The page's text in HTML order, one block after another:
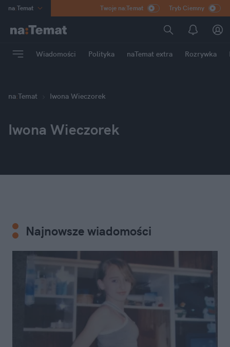
na:Temat
Poland
mama
Rozrywka
Twoje na:Temat Tryb Ciemny
Wiadomości Polityka naTemat extra Rozrywka
na:Temat Iwona Wieczorek
Iwona Wieczorek
Najnowsze wiadomości